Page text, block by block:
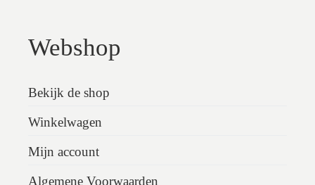
Webshop
Bekijk de shop
Winkelwagen
Mijn account
Algemene Voorwaarden